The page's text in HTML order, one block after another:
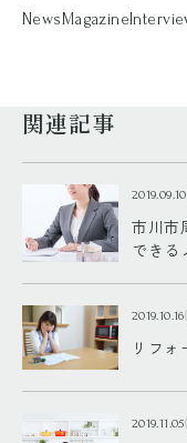
NewsMagazine
関連記事
2019.09.10
市川市
できる
2019.10.16
リフ
2019.11.05